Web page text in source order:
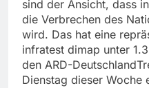
sind der Ansicht, dass
die Verbrechen des
wird. Das hat eine
infratest dimap unter
den ARD-
Dienstag dieser Woche